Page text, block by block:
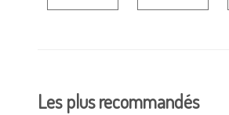
Les plus recommandés